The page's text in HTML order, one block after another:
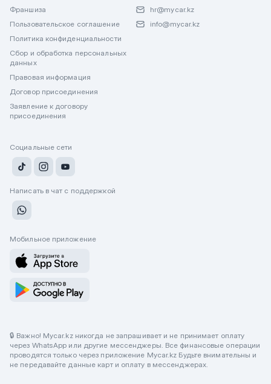
Франшиза
Пользовательское соглашение
Политика конфиденциальности
Сбор и обработка персональных
данных
Правовая информация
Договор присоединения
Заявление к договору
присоединения
hr@mycar.kz
info@mycar.kz
Социальные сети
Написать в чат с поддержкой
Мобильное приложение
🔒 Важно! Mycar.kz никогда не запрашивает и не принимает оплату
через WhatsApp или другие мессенджеры. Все финансовые операции
проводятся только через приложение Mycar.kz Будьте внимательны и
не передавайте данные карт и оплату в мессенджерах.